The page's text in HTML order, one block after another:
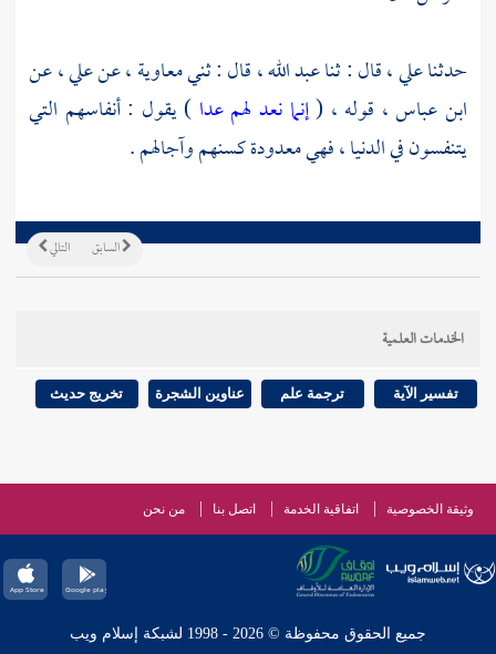
حدثناعلي ،قال : ثناعبد الله ،قال : ثنيمعاوية ،عنعلي ،عن
ابن عباس ، قوله ، (إنما نعد لهم عدا ) يقول : أنفاسهم التي
يتنفسون في الدنيا ، فهي معدودة كسنهم وآجالهم .
التالي السابق
الخدمات العلمية
تفسير الآية ترجمة علم عناوين الشجرة تخريج حديث
وثيقة الخصوصية اتفاقية الخدمة اتصل بنا من نحن
جميع الحقوق محفوظة © 2026 - 1998 لشبكة إسلام ويب